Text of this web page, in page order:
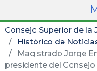
Consejo Superior de la
Histórico de
Magistrado Jorge
presidente del Consejo